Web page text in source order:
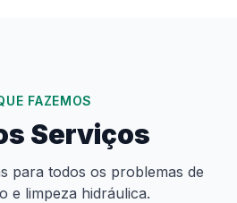
FAZEMOS
Serviços
para todos os problemas de
e limpeza hidráulica.